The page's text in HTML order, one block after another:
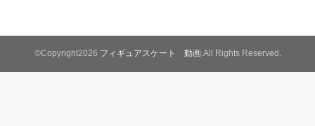
©Copyright2026 フィギュアスケート 動画.All Rights Reserved.